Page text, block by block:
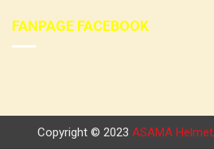
FANPAGE FACEBOOK
Copyright © 2023 ASAMA Helmet